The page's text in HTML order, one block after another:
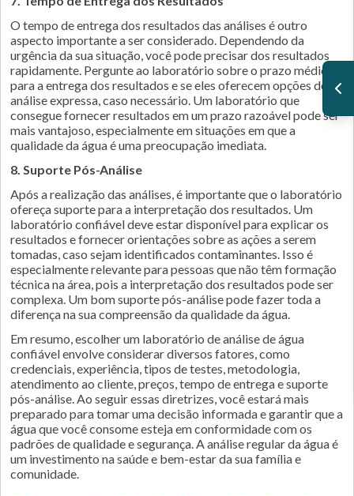
O tempo de entrega dos resultados das análises é outro
aspecto importante a ser considerado. Dependendo da
urgência da sua situação, você pode precisar dos resultados
rapidamente. Pergunte ao laboratório sobre o prazo médio
para a entrega dos resultados e se eles oferecem opções de
análise expressa, caso necessário. Um laboratório que
consegue fornecer resultados em um prazo razoável pode ser
mais vantajoso, especialmente em situações em que a
qualidade da água é uma preocupação imediata.
8. Suporte Pós-Análise
Após a realização das análises, é importante que o laboratório
ofereça suporte para a interpretação dos resultados. Um
laboratório confiável deve estar disponível para explicar os
resultados e fornecer orientações sobre as ações a serem
tomadas, caso sejam identificados contaminantes. Isso é
especialmente relevante para pessoas que não têm formação
técnica na área, pois a interpretação dos resultados pode ser
complexa. Um bom suporte pós-análise pode fazer toda a
diferença na sua compreensão da qualidade da água.
Em resumo, escolher um laboratório de análise de água
confiável envolve considerar diversos fatores, como
credenciais, experiência, tipos de testes, metodologia,
atendimento ao cliente, preços, tempo de entrega e suporte
pós-análise. Ao seguir essas diretrizes, você estará mais
preparado para tomar uma decisão informada e garantir que a
água que você consome esteja em conformidade com os
padrões de qualidade e segurança. A análise regular da água é
um investimento na saúde e bem-estar da sua família e
comunidade.